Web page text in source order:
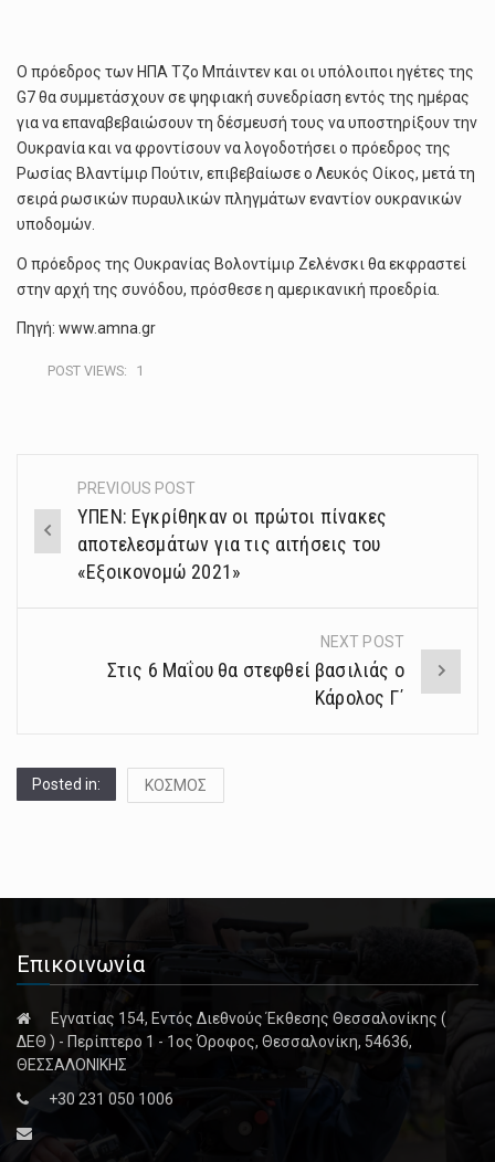
Ο πρόεδρος των ΗΠΑ Τζο Μπάιντεν και οι υπόλοιποι ηγέτες της
G7 θα συμμετάσχουν σε ψηφιακή συνεδρίαση εντός της ημέρας
για να επαναβεβαιώσουν τη δέσμευσή τους να υποστηρίξουν την
Ουκρανία και να φροντίσουν να λογοδοτήσει ο πρόεδρος της
Ρωσίας Βλαντίμιρ Πούτιν, επιβεβαίωσε ο Λευκός Οίκος, μετά τη
σειρά ρωσικών πυραυλικών πληγμάτων εναντίον ουκρανικών
υποδομών.
Ο πρόεδρος της Ουκρανίας Βολοντίμιρ Ζελένσκι θα εκφραστεί
στην αρχή της συνόδου, πρόσθεσε η αμερικανική προεδρία.
Πηγή: www.amna.gr
POST VIEWS: 1
Post
navigation
PREVIOUS POST
ΥΠΕΝ: Εγκρίθηκαν οι πρώτοι πίνακες
αποτελεσμάτων για τις αιτήσεις του
«Εξοικονομώ 2021»
NEXT POST
Στις 6 Μαΐου θα στεφθεί βασιλιάς ο
Κάρολος Γ΄
Posted in: ΚΟΣΜΟΣ
Επικοινωνία
Εγνατίας 154, Εντός Διεθνούς Έκθεσης Θεσσαλονίκης (
ΔΕΘ ) - Περίπτερο 1 - 1ος Όροφος, Θεσσαλονίκη, 54636,
ΘΕΣΣΑΛΟΝΙΚΗΣ
+30 231 050 1006